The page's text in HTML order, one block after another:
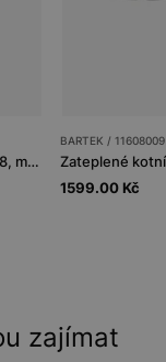
Zateplené kotníkové boty BARTEK 11575008, modro-šedé
BARTEK / 11608009
1599.00 Kč
zajímat